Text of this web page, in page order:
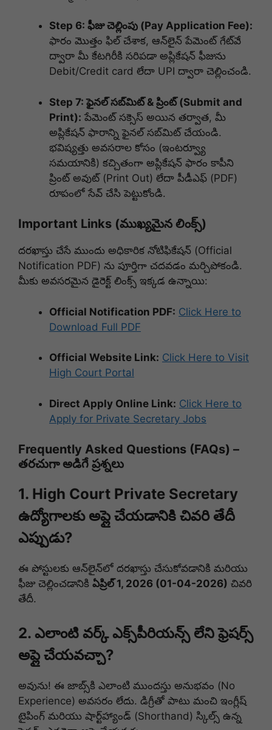
Step 6: ఫీజు చెల్లింపు (Pay Application Fee):
ఫారం మొత్తం ఫిల్ చేశాక, ఆన్‌లైన్ పేమెంట్ గేట్‌వే
ద్వారా మీ కేటగిరీకి సరిపడా అప్లికేషన్ ఫీజును
Debit/Credit card లేదా UPI ద్వారా చెల్లించండి.
Step 7: ఫైనల్ సబ్‌మిట్ & ప్రింట్ (Submit and
Print): పేమెంట్ సక్సెస్ అయిన తర్వాత, మీ
అప్లికేషన్ ఫారాన్ని ఫైనల్ సబ్‌మిట్ చేయండి.
భవిష్యత్తు అవసరాల కోసం (ఇంటర్వ్యూ
సమయానికి) కచ్చితంగా అప్లికేషన్ ఫారం కాపీని
ప్రింట్ అవుట్ (Print Out) లేదా పీడీఎఫ్ (PDF)
రూపంలో సేవ్ చేసి పెట్టుకోండి.
Important Links (ముఖ్యమైన లింక్స్)
దరఖాస్తు చేసే ముందు అధికారిక నోటిఫికేషన్‌ (Official
Notification PDF) ను పూర్తిగా చదవడం మర్చిపోకండి.
మీకు అవసరమైన డైరెక్ట్ లింక్స్ ఇక్కడ ఉన్నాయి:
Official Notification PDF: Click Here to
Download Full PDF
Official Website Link: Click Here to Visit
High Court Portal
Direct Apply Online Link: Click Here to
Apply for Private Secretary Jobs
Frequently Asked Questions (FAQs) –
తరచుగా అడిగే ప్రశ్నలు
1. High Court Private Secretary
ఉద్యోగాలకు అప్లై చేయడానికి చివరి తేదీ
ఎప్పుడు?
ఈ పోస్టులకు ఆన్‌లైన్‌లో దరఖాస్తు చేసుకోవడానికి మరియు
ఫీజు చెల్లించడానికి ఏప్రిల్ 1, 2026 (01-04-2026) చివరి
తేదీ.
2. ఎలాంటి వర్క్ ఎక్స్‌పీరియన్స్ లేని ఫ్రెషర్స్
అప్లై చేయవచ్చా?
అవును! ఈ జాబ్స్‌కి ఎలాంటి ముందస్తు అనుభవం (No
Experience) అవసరం లేదు. డిగ్రీతో పాటు మంచి ఇంగ్లీష్
టైపింగ్ మరియు షార్ట్‌హ్యాండ్ (Shorthand) స్కిల్స్ ఉన్న